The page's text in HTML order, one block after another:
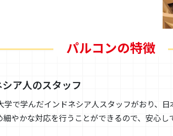
パルコンの特徴
ア人のスタッフ
で学んだインドネシア人スタッフがおり、
やかな対応を行うことができるので、安心し